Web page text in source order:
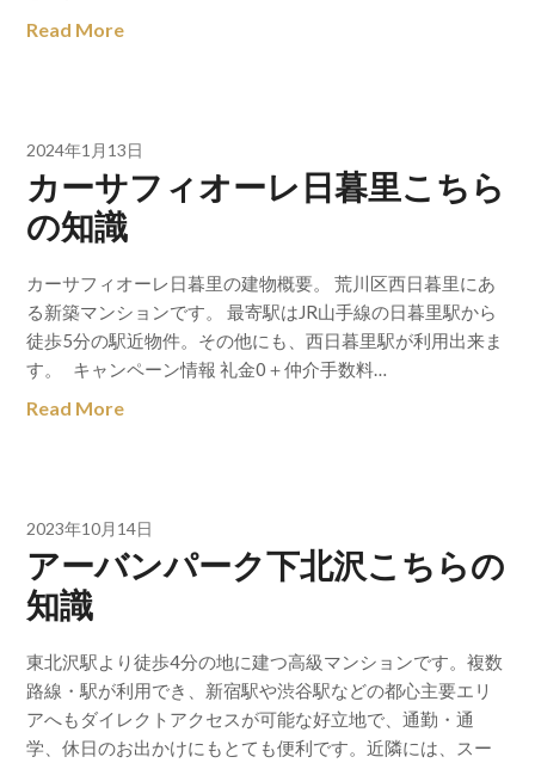
Read More
2024年1月13日
カーサフィオーレ日暮里こちら
の知識
カーサフィオーレ日暮里の建物概要。 荒川区西日暮里にあ
る新築マンションです。 最寄駅はJR山手線の日暮里駅から
徒歩5分の駅近物件。その他にも、西日暮里駅が利用出来ま
す。 キャンペーン情報 礼金0＋仲介手数料…
Read More
2023年10月14日
アーバンパーク下北沢こちらの
知識
東北沢駅より徒歩4分の地に建つ高級マンションです。複数
路線・駅が利用でき、新宿駅や渋谷駅などの都心主要エリ
アへもダイレクトアクセスが可能な好立地で、通勤・通
学、休日のお出かけにもとても便利です。近隣には、スー